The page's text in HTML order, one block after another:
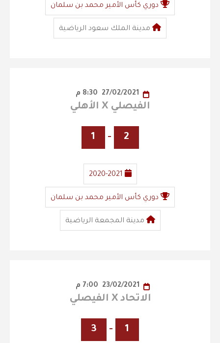
دوري كأس الأمير محمد بن سلمان
مدينة الملك سعود الرياضية
الفيصلي X الأهلي
2
-
1
2020-2021
دوري كأس الأمير محمد بن سلمان
مدينة المجمعة الرياضية
الاتحاد X الفيصلي
1
-
3